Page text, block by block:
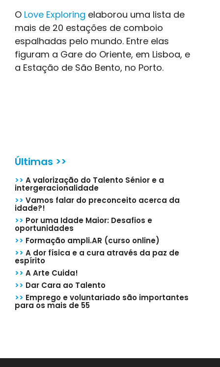
O Love Exploring elaborou uma lista de
mais de 20 estações de comboio
espalhadas pelo mundo. Entre elas
figuram a Gare do Oriente, em Lisboa, e
a Estação de São Bento, no Porto.
Últimas >>
>> A valorização do Talento Sénior e a
intergeracionalidade
>> Vamos falar do preconceito acerca da
idade?!
>> Por uma Idade Maior: Desafios e
oportunidades
>> Formação ampli.AR (curso online)
>> A dor física e a cura através da paz de
espírito
>> A Arte Cuida!
>> Dar Cara ao Talento
>> Emprego e voluntariado são importantes
para os mais de 55